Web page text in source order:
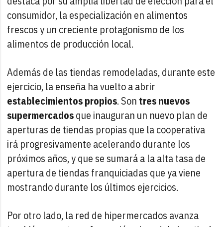
consumidor, la especialización en alimentos
frescos y un creciente protagonismo de los
alimentos de producción local.
Además de las tiendas remodeladas, durante este
ejercicio, la enseña ha vuelto a abrir
establecimientos propios. Son tres nuevos
supermercadosque inauguran un nuevo plan de
aperturas de tiendas propias que la cooperativa
irá progresivamente acelerando durante los
próximos años, y que se sumará a la alta tasa de
apertura de tiendas franquiciadas que ya viene
mostrando durante los últimos ejercicios.
Por otro lado, la red de hipermercados avanza